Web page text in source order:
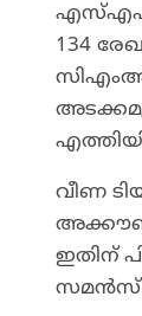
134
വീണ
ഇതിന്
സമൻസ്